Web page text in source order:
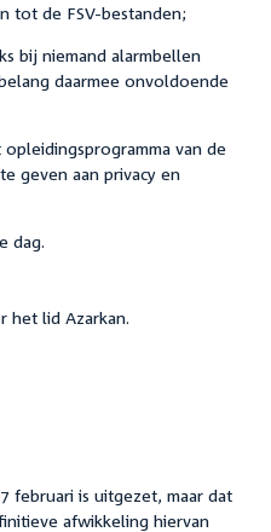
tot de FSV-bestanden;
bij niemand alarmbellen
daarmee onvoldoende
van de
geven aan privacy en
dag.
het lid Azarkan.
februari is uitgezet, maar dat
afwikkeling hiervan